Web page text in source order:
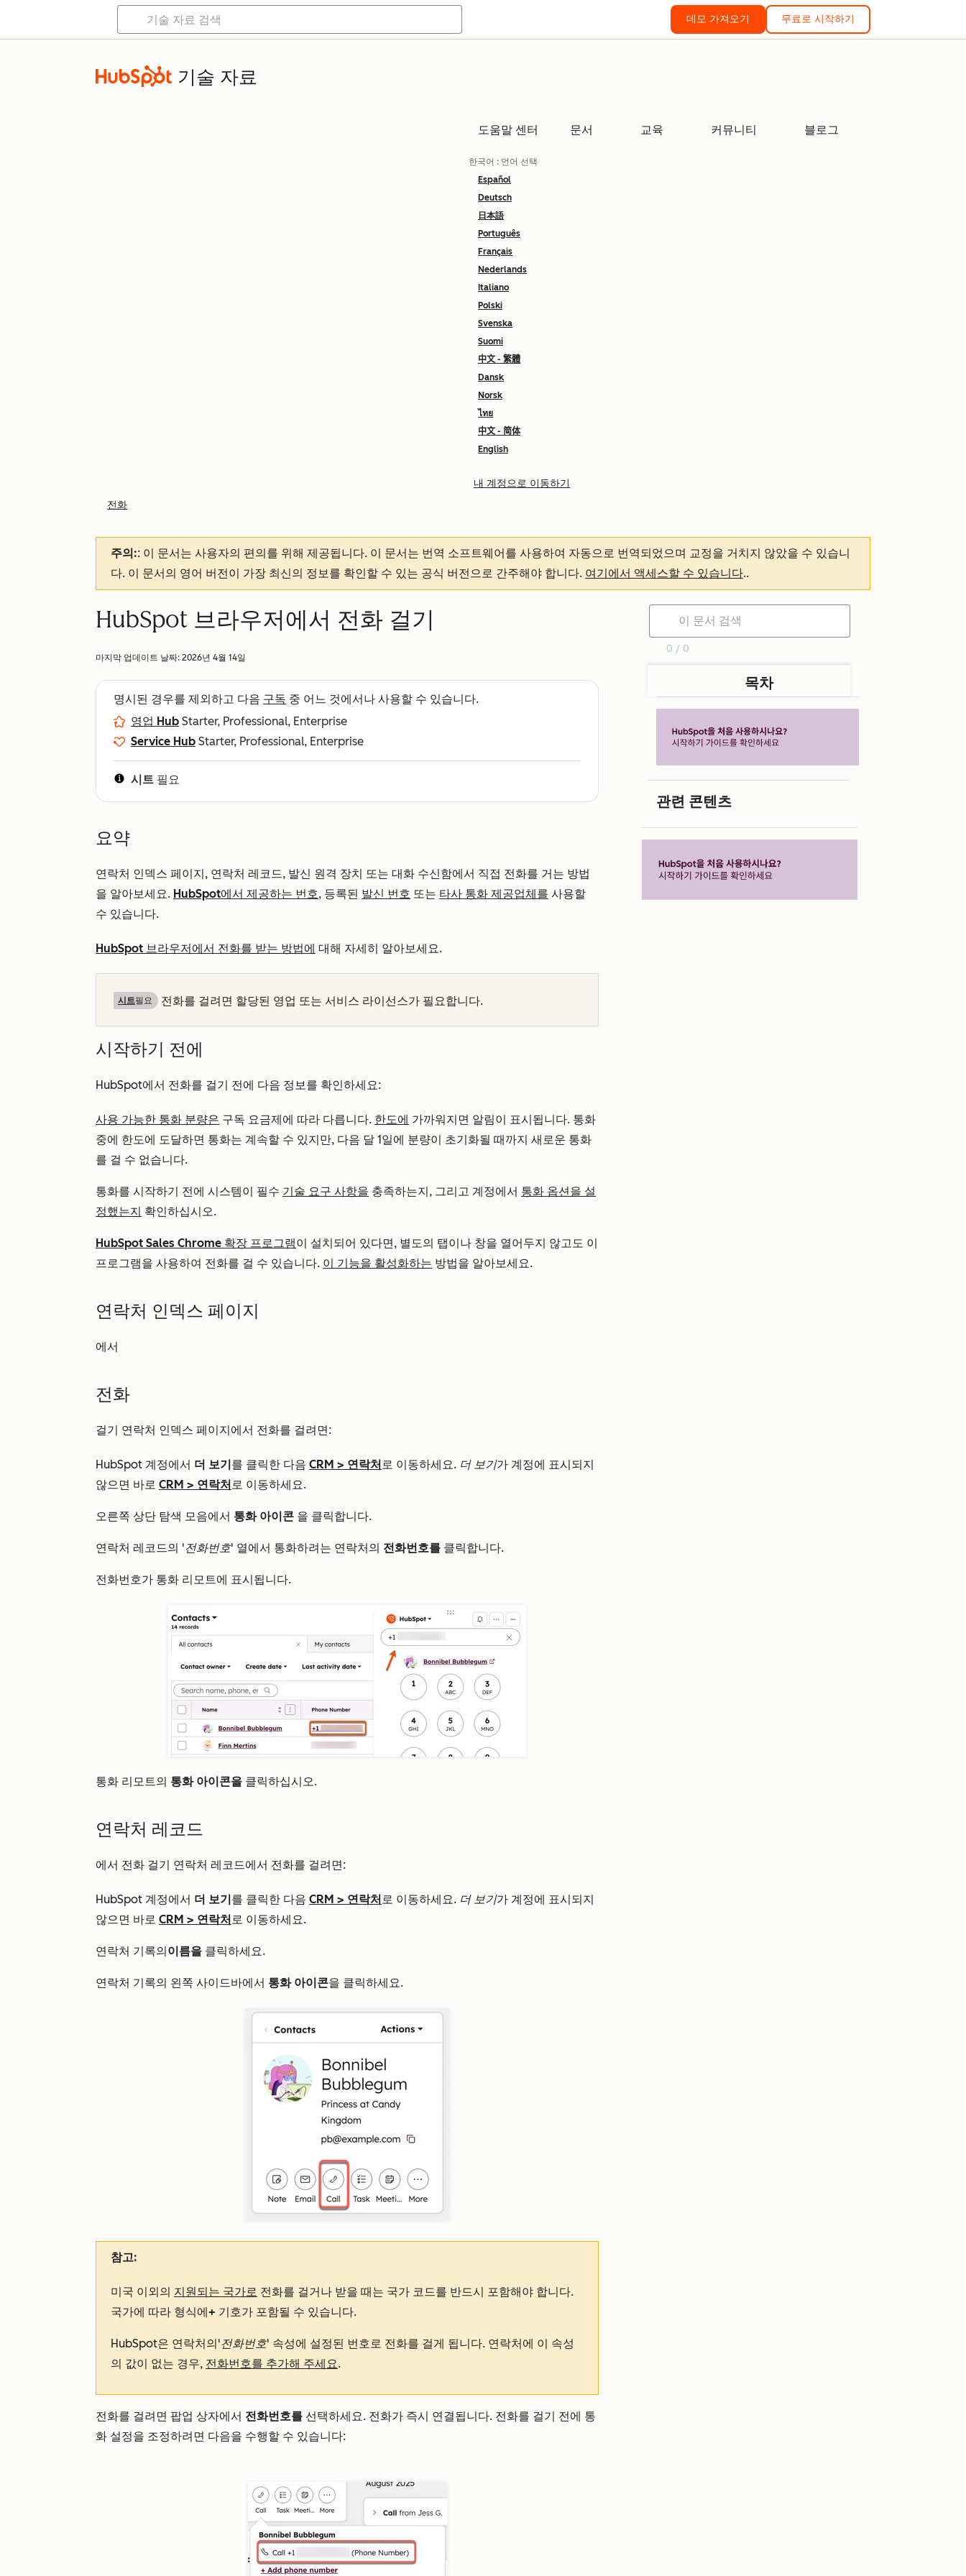
데모 가져오기 무료로 시작하기
기술 자료
도움말 센터 문서 교육 커뮤니티 블로그
한국어 : 언어 선택
Español
Deutsch
日本語
Português
Français
Nederlands
Italiano
Polski
Svenska
Suomi
中文 - 繁體
Dansk
Norsk
ไทย
中文 - 简体
English
내 계정으로 이동하기
전화
주의:: 이 문서는 사용자의 편의를 위해 제공됩니다. 이 문서는 번역 소프트웨어를 사용하여 자동으로 번역되었으며 교정을 거치지 않았을 수 있습니
다. 이 문서의 영어 버전이 가장 최신의 정보를 확인할 수 있는 공식 버전으로 간주해야 합니다. 여기에서 액세스할 수 있습니다..
HubSpot 브라우저에서 전화 걸기
마지막 업데이트 날짜: 2026년 4월 14일
명시된 경우를 제외하고 다음 구독 중 어느 것에서나 사용할 수 있습니다.
영업 Hub Starter, Professional, Enterprise
Service Hub Starter, Professional, Enterprise
시트 필요
요약
연락처 인덱스 페이지, 연락처 레코드, 발신 원격 장치 또는 대화 수신함에서 직접 전화를 거는 방법
을 알아보세요. HubSpot에서 제공하는 번호, 등록된 발신 번호 또는 타사 통화 제공업체를 사용할
수 있습니다.
HubSpot 브라우저에서 전화를 받는 방법에 대해 자세히 알아보세요.
시트필요 전화를 걸려면 할당된 영업 또는 서비스 라이선스가 필요합니다.
시작하기 전에
HubSpot에서 전화를 걸기 전에 다음 정보를 확인하세요:
사용 가능한 통화 분량은 구독 요금제에 따라 다릅니다. 한도에 가까워지면 알림이 표시됩니다. 통화
중에 한도에 도달하면 통화는 계속할 수 있지만, 다음 달 1일에 분량이 초기화될 때까지 새로운 통화
를 걸 수 없습니다.
통화를 시작하기 전에 시스템이 필수 기술 요구 사항을 충족하는지, 그리고 계정에서 통화 옵션을 설
정했는지 확인하십시오.
HubSpot Sales Chrome 확장 프로그램이 설치되어 있다면, 별도의 탭이나 창을 열어두지 않고도 이
프로그램을 사용하여 전화를 걸 수 있습니다. 이 기능을 활성화하는 방법을 알아보세요.
연락처 인덱스 페이지
에서
전화
걸기 연락처 인덱스 페이지에서 전화를 걸려면:
HubSpot 계정에서 더 보기를 클릭한 다음 CRM > 연락처로 이동하세요. 더 보기가 계정에 표시되지
않으면 바로 CRM > 연락처로 이동하세요.
오른쪽 상단 탐색 모음에서 통화 아이콘 을 클릭합니다.
연락처 레코드의 '전화번호' 열에서 통화하려는 연락처의 전화번호를 클릭합니다.
전화번호가 통화 리모트에 표시됩니다.
통화 리모트의 통화 아이콘을 클릭하십시오.
연락처 레코드
에서 전화 걸기 연락처 레코드에서 전화를 걸려면:
HubSpot 계정에서 더 보기를 클릭한 다음 CRM > 연락처로 이동하세요. 더 보기가 계정에 표시되지
않으면 바로 CRM > 연락처로 이동하세요.
연락처 기록의이름을 클릭하세요.
연락처 기록의 왼쪽 사이드바에서 통화 아이콘을 클릭하세요.
참고:
미국 이외의 지원되는 국가로 전화를 걸거나 받을 때는 국가 코드를 반드시 포함해야 합니다.
국가에 따라 형식에+ 기호가 포함될 수 있습니다.
HubSpot은 연락처의'전화번호' 속성에 설정된 번호로 전화를 걸게 됩니다. 연락처에 이 속성
의 값이 없는 경우, 전화번호를 추가해 주세요.
전화를 걸려면 팝업 상자에서 전화번호를 선택하세요. 전화가 즉시 연결됩니다. 전화를 걸기 전에 통
화 설정을 조정하려면 다음을 수행할 수 있습니다:
0 / 0
목차
관련 콘텐츠